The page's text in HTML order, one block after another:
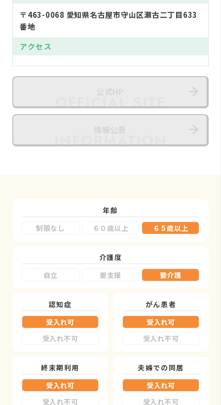
〒463-0068 愛知県名古屋市守山区瀬古二丁目633
番地
アクセス
年齢
制限なし
６０歳以上 ６５歳以上
介護度
自立
要支援 要介護
認知症
受入れ可
受入れ不可
がん患者
受入れ可
受入れ不可
終末期利用
受入れ可
受入れ不可
夫婦での同居
受入れ可
受入れ不可